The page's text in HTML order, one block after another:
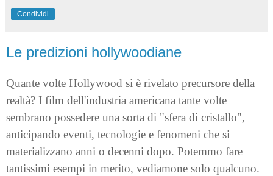
Condividi
Le predizioni hollywoodiane
Quante volte Hollywood si è rivelato precursore della
realtà? I film dell'industria americana tante volte
sembrano possedere una sorta di "sfera di cristallo",
anticipando eventi, tecnologie e fenomeni che si
materializzano anni o decenni dopo. Potemmo fare
tantissimi esempi in merito, vediamone solo qualcuno.